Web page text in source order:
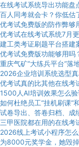
在线考试系统导出功能
百人同考就会卡？你低估
优考试免费版的防作弊够
优考试在线考试系统7月
建工类考证刷题平台搭建
优考试免费版功能够用吗
重庆气矿“大练兵平台”落
2026企业培训系统选型
优考试真的比其他在线考
1500人AI培训效果怎么
如何杜绝员工“挂机刷课”
试卷导出、答卷归档、
三甲医院都在用的在线考
2026线上考试小程序怎
为8000元奖学金，她毁